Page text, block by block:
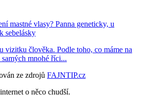
mastné vlasy? Panna geneticky, u
sebelásky
vizitku člověka. Podle toho, co máme na
mnohé říci...
ze zdrojů FAJNTIP.cz
o něco chudší.